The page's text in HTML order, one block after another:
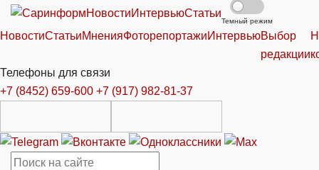
НовостиИнтервьюСтатьи
Темный режим
НовостиСтатьиМненияФоторепортажиИнтервьюВыбор
редакции
Телефоны для связи
+7 (8452) 659-600 +7 (917) 982-81-37